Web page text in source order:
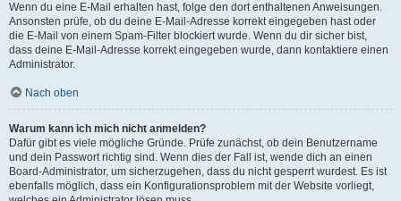
Wenn du eine E-Mail erhalten hast, folge den dort enthaltenen Anweisungen.
Ansonsten prüfe, ob du deine E-Mail-Adresse korrekt eingegeben hast oder
die E-Mail von einem Spam-Filter blockiert wurde. Wenn du dir sicher bist,
dass deine E-Mail-Adresse korrekt eingegeben wurde, dann kontaktiere einen
Administrator.
Nach oben
Warum kann ich mich nicht anmelden?
Dafür gibt es viele mögliche Gründe. Prüfe zunächst, ob dein Benutzername
und dein Passwort richtig sind. Wenn dies der Fall ist, wende dich an einen
Board-Administrator, um sicherzugehen, dass du nicht gesperrt wurdest. Es ist
ebenfalls möglich, dass ein Konfigurationsproblem mit der Website vorliegt,